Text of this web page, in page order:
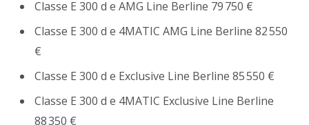
Classe E 300 d e AMG Line Berline 79 750 €
Classe E 300 d e 4MATIC AMG Line Berline 82 550
€
Classe E 300 d e Exclusive Line Berline 85 550 €
Classe E 300 d e 4MATIC Exclusive Line Berline
88 350 €